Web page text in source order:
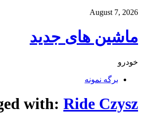
August 7, 2026
ماشین های جدید
خودرو
برگه نمونه
with: Ride Czysz